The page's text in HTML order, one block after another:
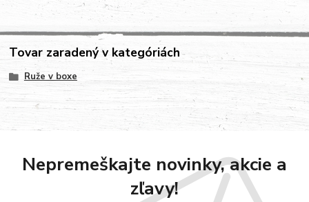
Tovar zaradený v kategóriách
Ruže v boxe
Nepremeškajte novinky, akcie a
zľavy!